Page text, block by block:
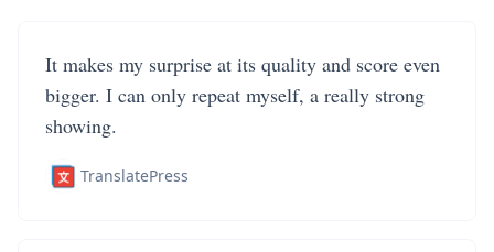
It makes my surprise at its quality and score even
bigger. I can only repeat myself, a really strong
showing.
TranslatePress